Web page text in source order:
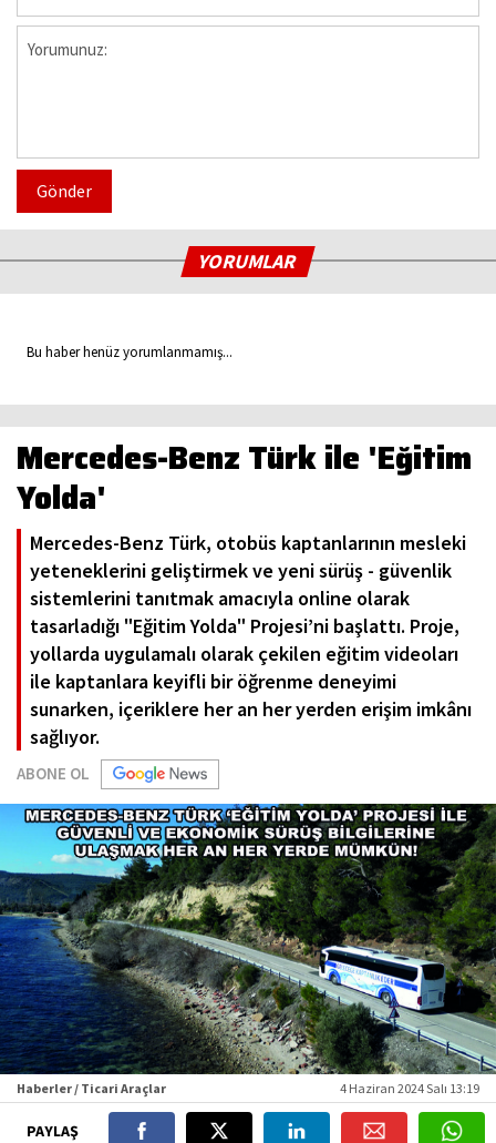
Gönder
YORUMLAR
Bu haber henüz yorumlanmamış...
Mercedes-Benz Türk ile 'Eğitim
Yolda'
Mercedes-Benz Türk, otobüs kaptanlarının mesleki
yeteneklerini geliştirmek ve yeni sürüş - güvenlik
sistemlerini tanıtmak amacıyla online olarak
tasarladığı "Eğitim Yolda" Projesi’ni başlattı. Proje,
yollarda uygulamalı olarak çekilen eğitim videoları
ile kaptanlara keyifli bir öğrenme deneyimi
sunarken, içeriklere her an her yerden erişim imkânı
sağlıyor.
ABONE OL
Haberler / Ticari Araçlar 4 Haziran 2024 Salı 13:19
PAYLAŞ